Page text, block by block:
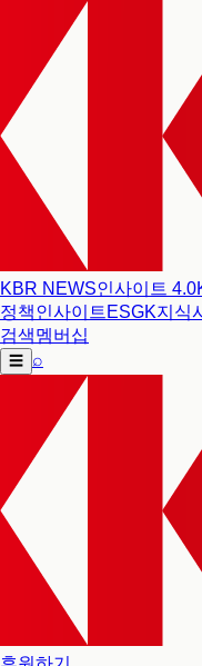
KBR NEWS인사이트 4.0
정책인사이트 ESGK지식
검색멤버십
☰ ⌕